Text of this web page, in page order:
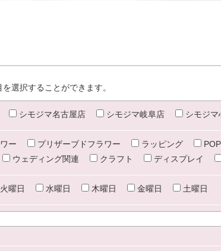
選択することができます。
シモジマ名古屋店 シモジマ岐阜店 シモジマ
ー プリザーブドフラワー ラッピング POP
ウェディング関連 クラフト ディスプレイ
火曜日 水曜日 木曜日 金曜日 土曜日